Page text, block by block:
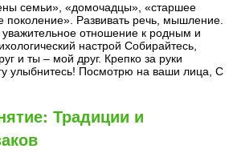
семьи», «домочадцы», «старшее
Развивать речь, мышление.
отношение к родным и
настрой Собирайтесь,
и ты – мой друг. Крепко за руки
улыбнитесь! Посмотрю на ваши лица, С
Традиции и